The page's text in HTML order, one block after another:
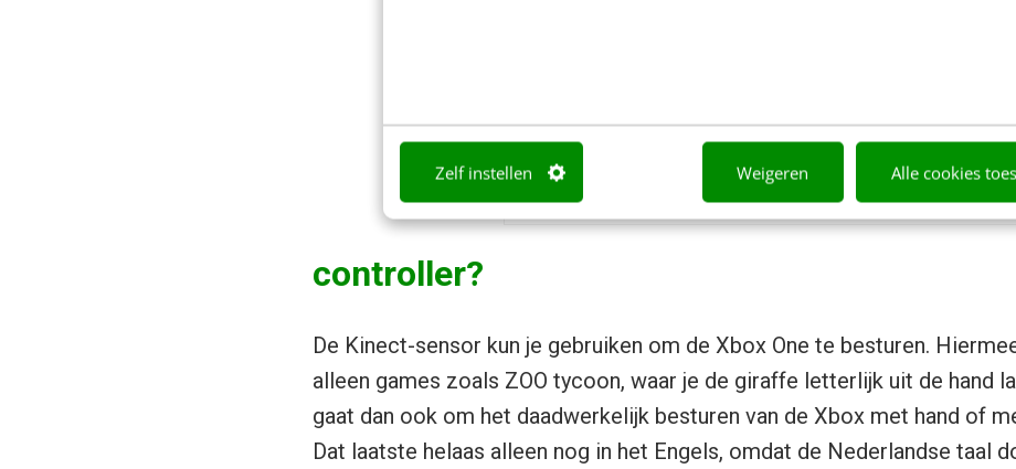
Zelf instellen Weigeren Alle cookies
Kinect Sensor V2
controller?
De Kinect-sensor kun je gebruiken om de Xbox One te besturen.
alleen games zoals ZOO tycoon, waar je de giraffe letterlijk uit de hand
gaat dan ook om het daadwerkelijk besturen van de Xbox met hand of
Dat laatste helaas alleen nog in het Engels, omdat de Nederlandse taal